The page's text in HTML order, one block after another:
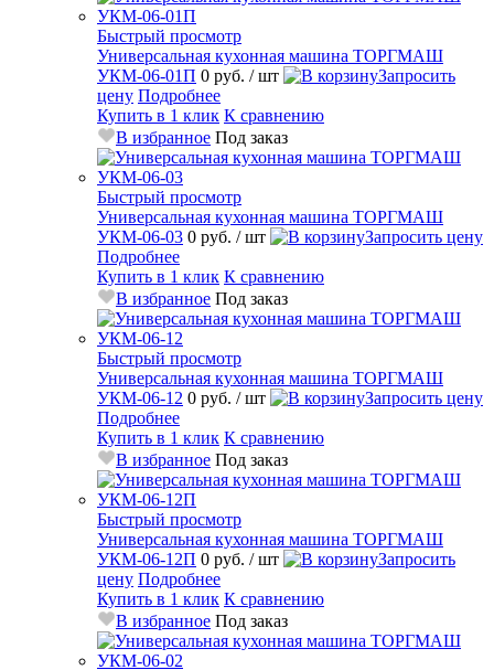
Быстрый просмотр
Универсальная кухонная машина ТОРГМАШ
УКМ-06-01П 0 руб. / шт
Запросить
цену Подробнее
Купить в 1 клик К сравнению
В избранное Под заказ
Быстрый просмотр
Универсальная кухонная машина ТОРГМАШ
УКМ-06-03 0 руб. / шт
Запросить цену
Подробнее
Купить в 1 клик К сравнению
В избранное Под заказ
Быстрый просмотр
Универсальная кухонная машина ТОРГМАШ
УКМ-06-12 0 руб. / шт
Запросить цену
Подробнее
Купить в 1 клик К сравнению
В избранное Под заказ
Быстрый просмотр
Универсальная кухонная машина ТОРГМАШ
УКМ-06-12П 0 руб. / шт
Запросить
цену Подробнее
Купить в 1 клик К сравнению
В избранное Под заказ